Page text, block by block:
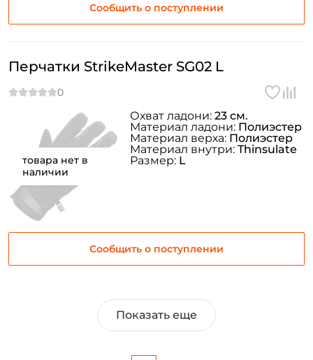
Сообщить о поступлении
товара нет в
наличии
Перчатки StrikeMaster SG02 L
Сообщить о поступлении
Охват ладони: 23 см.
Материал ладони: Полиэстер
Материал верха: Полиэстер
Материал внутри: Thinsulate
Размер: L
Показать еще